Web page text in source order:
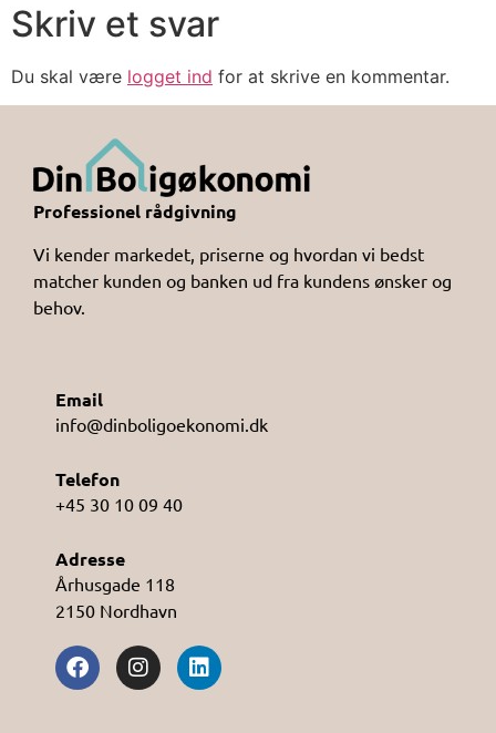
Skriv et svar
Du skal være logget ind for at skrive en kommentar.
Professionel rådgivning
Vi kender markedet, priserne og hvordan vi bedst
matcher kunden og banken ud fra kundens ønsker og
behov.
Email
info@dinboligoekonomi.dk
Telefon
+45 30 10 09 40
Adresse
Århusgade 118
2150 Nordhavn